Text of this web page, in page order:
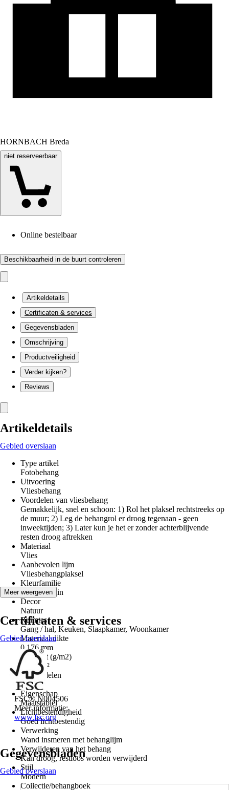
HORNBACH Breda
niet reserveerbaar
Online bestelbaar
Beschikbaarheid in de buurt controleren
Artikeldetails
Certificaten & services
Gegevensbladen
Omschrijving
Productveiligheid
Verder kijken?
Reviews
Artikeldetails
Gebied overslaan
Type artikel
Fotobehang
Uitvoering
Vliesbehang
Voordelen van vliesbehang
Gemakkelijk, snel en schoon: 1) Rol het plaksel rechtstreeks op
de muur; 2) Leg de behangrol er droog tegenaan - geen
inweektijden; 3) Later kun je het er zonder achterblijvende
resten droog aftrekken
Materiaal
Vlies
Aanbevolen lijm
Vliesbehangplaksel
Kleurfamilie
Groen, Bruin
Decor
Natuur
Ruimtes
Gang / hal, Keuken, Slaapkamer, Woonkamer
Materiaal dikte
0,176 mm
Gewicht (g/m2)
175 g/m²
Aantal delen
4
Eigenschap
Maatstabiel
Lichtbestendigheid
Goed lichtbestendig
Verwerking
Wand insmeren met behanglijm
Verwijderen van het behang
Kan droog, restloos worden verwijderd
Stijl
Modern
Collectie/behangboek
Meer weergeven
Certificaten & services
Gebied overslaan
FSC® N004506
Meer informatie:
www.fsc.org
Gegevensbladen
Gebied overslaan